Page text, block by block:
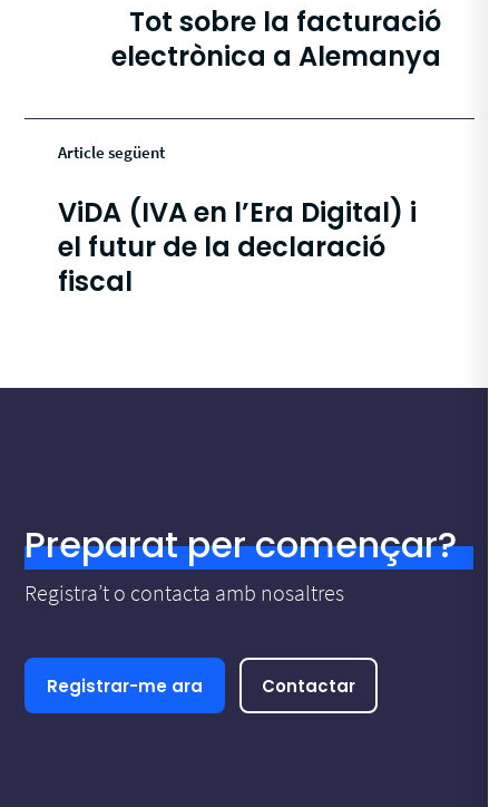
Tot sobre la facturació
electrònica a Alemanya
Article següent
ViDA (IVA en l’Era Digital) i
el futur de la declaració
fiscal
Preparat per començar?
Registra’t o contacta amb nosaltres
Registrar-me ara Contactar